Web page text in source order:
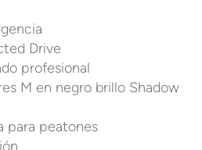
Drive
profesional
M en negro brillo Shadow
para peatones